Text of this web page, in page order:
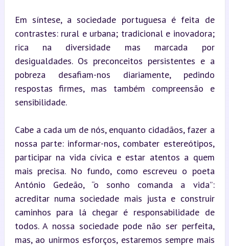
Em síntese, a sociedade portuguesa é feita de
contrastes: rural e urbana; tradicional e inovadora;
rica na diversidade mas marcada por
desigualdades. Os preconceitos persistentes e a
pobreza desafiam-nos diariamente, pedindo
respostas firmes, mas também compreensão e
sensibilidade.
Cabe a cada um de nós, enquanto cidadãos, fazer a
nossa parte: informar-nos, combater estereótipos,
participar na vida cívica e estar atentos a quem
mais precisa. No fundo, como escreveu o poeta
António Gedeão, “o sonho comanda a vida”:
acreditar numa sociedade mais justa e construir
caminhos para lá chegar é responsabilidade de
todos. A nossa sociedade pode não ser perfeita,
mas, ao unirmos esforços, estaremos sempre mais